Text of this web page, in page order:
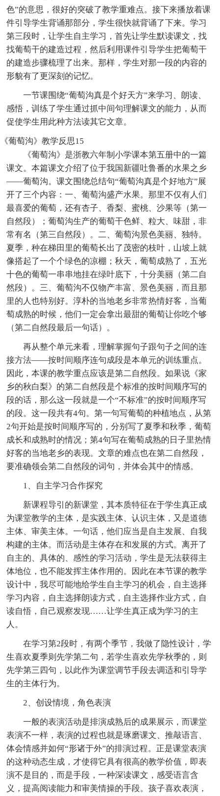
色”的意思，很好的突破了教学重难点。接下来播放着课
件引导学生背诵那部分，学生很快就背诵了下来。学习
第三段时，让学生自主学习，首先让学生默读课文，找
找葡萄干的建造过程，然后利用课件引导学生把葡萄干
的建造步骤梳理了出来。那样，学生对那一段的内容的
形貌有了更深刻的记忆。
一节课围绕“葡萄沟真是个好天方”来学习、朗读、
感悟，训练了学生通过抓中间句理解课文的能力，从而
促使学生用此种方法读其它文章。
《葡萄沟》教学反思15
《葡萄沟》是浙教六年制小学课本第五册中的一篇
课文。本篇课文介绍了位于我国新疆吐鲁番的水果之乡
——葡萄沟。课文围绕总结句“葡萄沟真是个好地方”展
开了三个内容：一、葡萄沟盛产水果。那里不仅有人们
最喜爱的葡萄，还有杏子、香梨、蜜桃、沙果等（第一
自然段）；葡萄沟生产的葡萄干色鲜、粒大、味甜，非
常有名（第三自然段）。二、葡萄沟景色美丽、独特。
夏季，种在梯田里的葡萄长出了茂密的枝叶，山坡上就
像搭起了一个个绿色的凉棚；秋天，葡萄成熟了，五光
十色的葡萄一串串地挂在绿叶底下，十分美丽（第二自
然段）。三、葡萄沟不仅物产丰富、景色美丽，而且那
里的人也特别好。淳朴的当地老乡非常热情好客，当葡
萄成熟的时候，他们一定会拿出最甜的葡萄让你吃个够
（第二自然段最后一句话）。
再从整个单元来看，理解掌握句子跟句子之间的连
接方法——按时间顺序连句成段是本单元的训练重点。
因此，本课的教学重点应该是第二自然段。如果说《家
乡的秋白梨》的第二自然段是个标准的按时间顺序写的
段的话，那么这一段就是一个“不标准”的按时间顺序写
的段。这一段共有4句。第一句写葡萄的种植地点，从第
2句开始是按时间顺序写的，分别写了夏季和秋季，葡萄
成长和成熟时的情况；第4句写在葡萄成熟的日子里热情
好客的当地老乡的表现。文章的难点也在第二自然段，
要准确领会第二自然段的词句，并体会其中的情感。
1、自主学习合作探究
新课程导引的新课堂，其本质特征在于学生真正成
为课堂教学的主体，是实践主体、认识主体，又是道德
主体、审美主体。一句话，他们应当是自主发展、自我
构建的主体。而活动是主体存在和发展的方式。离开了
自主的、具体的、感性的学习活动，学生是无法获得主
体地位，也不能发挥主体作用的。因此在本节课的教学
设计中，我尽可能地给学生自主学习的机会，自主选择
学习内容，自主选择朗读方式，自主选择作业方式，自
读自悟，自己观察发现……让学生真正成为学习的主
人。
在学习第2段时，有两个季节，我做了隐性设计，学
生喜欢夏季则先学第二句，若学生喜欢先学秋季的，则
先学第三四句，以此作为课堂调节手段去调适和引导学
生的主体行为。
2、创设情境，角色表演
一般的表演活动是排演成熟后的成果展示，而课堂
表演不一样，表演的过程也就是琢磨课文、推敲语言、
体会情感并如何“形诸于外”的排演过程。正是课堂表演
的这种动态生成，才使得它具有很高的教学价值，即表
演不是目的，而是手段，一种深读课文，感受语言含
义，提高阅读能力和审美情操的手段。孩子喜欢表演，